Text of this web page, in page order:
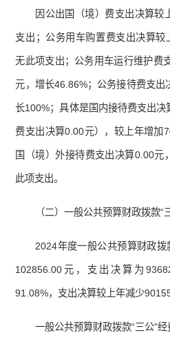
因公出国（境）费支出决算较
支出；公务用车购置费支出决算
无此项支出；公务用车运行维护费
元，增长46.86%；公务接待费支
长100%；具体是国内接待费支出
费支出决算0.00元），较上年增加
国（境）外接待费支出决算0.00元
此项支出。
（二）一般公共预算财政拨款
2024年度一般公共预算财政拨
102856.00元，支出决算为
91.08%，支出决算较上年减少
一般公共预算财政拨款“三公”